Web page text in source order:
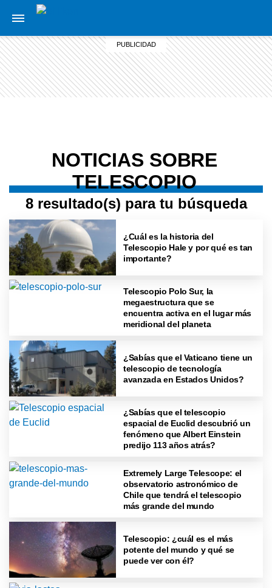
NOTICIAS SOBRE
TELESCOPIO
8 resultado(s) para tu búsqueda
¿Cuál es la historia del
Telescopio Hale y por qué es tan
importante?
Telescopio Polo Sur, la
megaestructura que se
encuentra activa en el lugar más
meridional del planeta
¿Sabías que el Vaticano tiene un
telescopio de tecnología
avanzada en Estados Unidos?
¿Sabías que el telescopio
espacial de Euclid descubrió un
fenómeno que Albert Einstein
predijo 113 años atrás?
Extremely Large Telescope: el
observatorio astronómico de
Chile que tendrá el telescopio
más grande del mundo
Telescopio: ¿cuál es el más
potente del mundo y qué se
puede ver con él?